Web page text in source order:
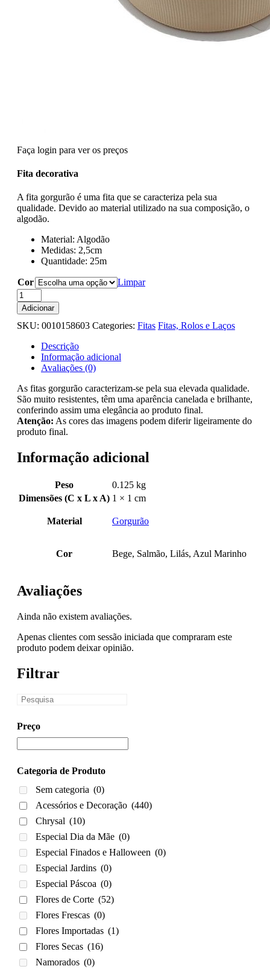
Faça login para ver os preços
Fita decorativa
A fita gorgurão é uma fita que se caracteriza pela sua
qualidade. Devido ao material utilizado na sua composição, o
algodão.
Material: Algodão
Medidas: 2,5cm
Quantidade: 25m
Cor
Limpar
Quantidade
de
Fita
Gorgurão
Adicionar
SKU: 0010158603 Categories: Fitas Fitas, Rolos e Laços
Descrição
Informação adicional
Avaliações (0)
As fitas gorgurão caracterizam-se pela sua elevada qualidade.
São muito resistentes, têm uma aparência canelada e brilhante,
conferindo assim uma elegância ao produto final.
Atenção: As cores das imagens podem diferir ligeiramente do
produto final.
Informação adicional
Peso
0.125 kg
Dimensões (C x L x A) 1 × 1 cm
Material Gorgurão
Cor Bege, Salmão, Lilás, Azul Marinho
Avaliações
Ainda não existem avaliações.
Apenas clientes com sessão iniciada que compraram este
produto podem deixar opinião.
Filtrar
Preço
Categoria de Produto
Sem categoria (0)
Acessórios e Decoração (440)
Chrysal (10)
Especial Dia da Mãe (0)
Especial Finados e Halloween (0)
Especial Jardins (0)
Especial Páscoa (0)
Flores de Corte (52)
Flores Frescas (0)
Flores Importadas (1)
Flores Secas (16)
Namorados (0)